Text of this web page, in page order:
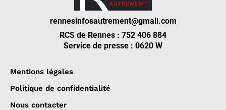
rennesinfosautrement@gmail.com
RCS de Rennes : 752 406 884
Service de presse : 0620 W
Mentions légales
Politique de confidentialité
Nous contacter